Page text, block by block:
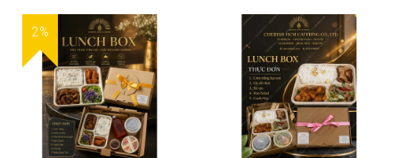
2%